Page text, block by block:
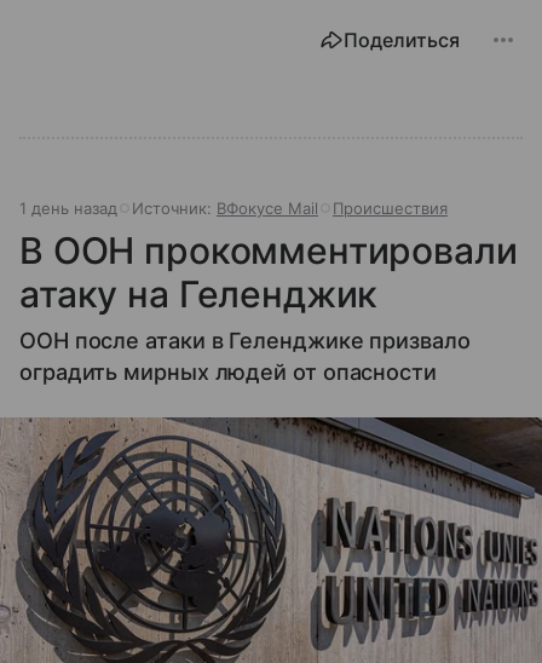
Поделиться
1 день назад Источник: ВФокусе Mail Происшествия
В ООН прокомментировали
атаку на Геленджик
ООН после атаки в Геленджике призвало
оградить мирных людей от опасности